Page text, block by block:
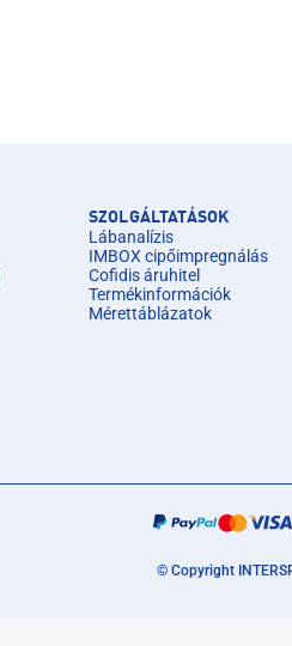
SZOLGÁLTATÁSOK
Lábanalízis
IMBOX cipőimpregnálás
Cofidis áruhitel
Termékinformációk
Mérettáblázatok
© Copyright